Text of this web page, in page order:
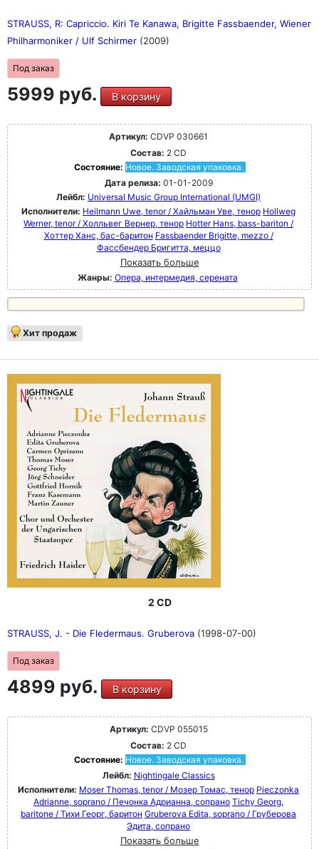
STRAUSS, R: Capriccio. Kiri Te Kanawa, Brigitte Fassbaender, Wiener
Philharmoniker / Ulf Schirmer (2009)
Под заказ
5999 руб. В корзину
Артикул: CDVP 030661
Состав: 2 CD
Состояние: Новое. Заводская упаковка.
Дата релиза: 01-01-2009
Лейбл: Universal Music Group International (UMGI)
Исполнители: Heilmann Uwe, tenor / Хайльман Уве, тенор Hollweg
Werner, tenor / Холльвег Вернер, тенор Hotter Hans, bass-bariton /
Хоттер Ханс, бас-баритон Fassbaender Brigitte, mezzo /
Фассбендер Бригитта, меццо
Показать больше
Жанры: Опера, интермедия, серената
Хит продаж
2 CD
STRAUSS, J. - Die Fledermaus. Gruberova (1998-07-00)
Под заказ
4899 руб. В корзину
Артикул: CDVP 055015
Состав: 2 CD
Состояние: Новое. Заводская упаковка.
Лейбл: Nightingale Classics
Исполнители: Moser Thomas, tenor / Мозер Томас, тенор Pieczonka
Adrianne, soprano / Печонка Адрианна, сопрано Tichy Georg,
baritone / Тихи Георг, баритон Gruberova Edita, soprano / Груберова
Эдита, сопрано
Показать больше